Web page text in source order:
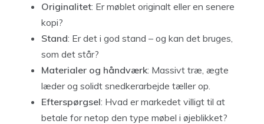
Originalitet: Er møblet originalt eller en senere
kopi?
Stand: Er det i god stand – og kan det bruges,
som det står?
Materialer og håndværk: Massivt træ, ægte
læder og solidt snedkerarbejde tæller op.
Efterspørgsel: Hvad er markedet villigt til at
betale for netop den type møbel i øjeblikket?